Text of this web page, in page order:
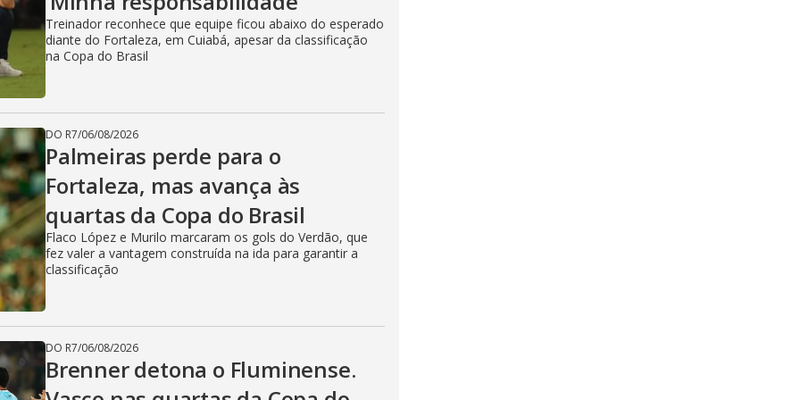
Treinador reconhece que equipe ficou abaixo do esperado
diante do Fortaleza, em Cuiabá, apesar da classificação
na Copa do Brasil
DO R7/06/08/2026
Palmeiras perde para o
Fortaleza, mas avança às
quartas da Copa do Brasil
Flaco López e Murilo marcaram os gols do Verdão, que
fez valer a vantagem construída na ida para garantir a
classificação
DO R7/06/08/2026
Brenner detona o Fluminense.